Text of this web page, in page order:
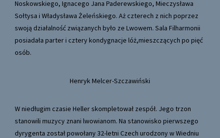
Noskowskiego, Ignacego Jana Paderewskiego, Mieczysława
Sołtysa i Władysława Żeleńskiego. Aż czterech z nich poprzez
swoją działalność związanych było ze Lwowem. Sala Filharmonii
posiadała parter i cztery kondygnacje lóż,mieszczących po pięć
osób.
Henryk Melcer-Szczawiński
W niedługim czasie Heller skompletował zespół. Jego trzon
stanowili muzycy znani lwowianom. Na stanowisko pierwszego
dyrygenta został powołany 32-letni Czech urodzony w Wiedniu